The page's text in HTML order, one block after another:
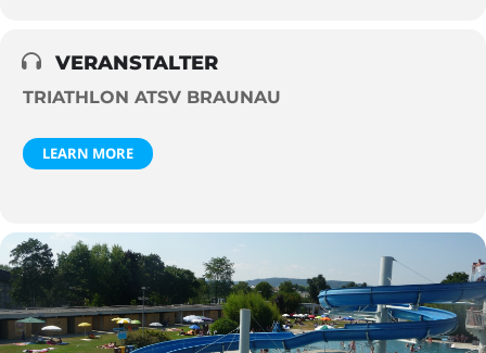
VERANSTALTER
TRIATHLON ATSV BRAUNAU
LEARN MORE